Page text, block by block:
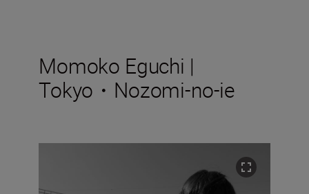
Momoko Eguchi |
Tokyo・Nozomi-no-ie